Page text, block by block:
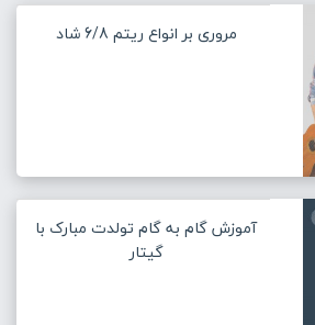
مروری بر انواع ریتم 6/8 شاد
آموزش گام به گام تولدت مبارک با
گیتار